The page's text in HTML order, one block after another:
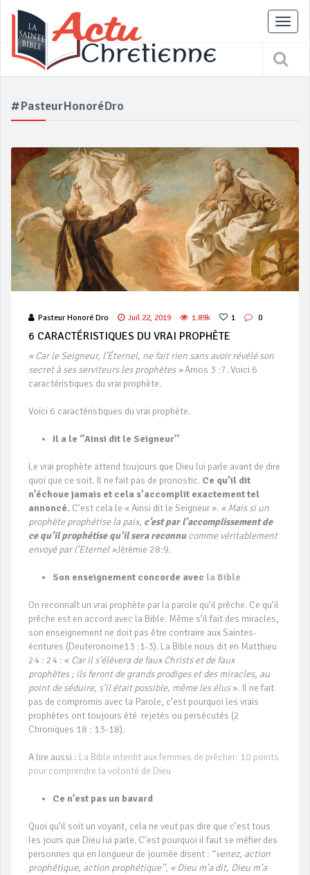
#PasteurHonoréDro
Pasteur Honoré Dro Juil 22, 2019 1.89k 1 0
6 CARACTÉRISTIQUES DU VRAI PROPHÈTE
« Car le Seigneur, l’Éternel, ne fait rien sans avoir révélé son
secret à ses serviteurs les prophètes »Amos 3 :7.Voici 6
caractéristiques du vrai prophète.
Voici 6 caractéristiques du vrai prophète.
Il a le ‘’Ainsi dit le Seigneur’’
Le vrai prophète attend toujours que Dieu lui parle avant de dire
quoi que ce soit. Il ne fait pas de pronostic. Ce qu’il dit
n’échoue jamais et cela s’accomplit exactement tel
annoncé. C’est cela le « Ainsi dit le Seigneur ». « Mais si un
prophète prophétise la paix, c’est par l’accomplissement de
ce qu’il prophétise qu’il sera reconnucomme véritablement
envoyé par l’Eternel »Jérémie 28:9.
Son enseignement concorde avec la Bible
On reconnaît un vrai prophète par la parole qu’il prêche. Ce qu’il
prêche est en accord avec la Bible. Même s’il fait des miracles,
son enseignement ne doit pas être contraire aux Saintes-
écritures (Deuteronome13 :1-3). La Bible nous dit en Matthieu
24 : 24 : « Car il s’élèvera de faux Christs et de faux
prophètes ; ils feront de grands prodiges et des miracles, au
point de séduire, s’il était possible, même les élus». Il ne fait
pas de compromis avec la Parole, c’est pourquoi les vrais
prophètes ont toujours été rejetés ou persécutés (2
Chroniques 18 : 13-18).
A lire aussi : La Bible interdit aux femmes de prêcher: 10 points
pour comprendre la volonté de Dieu
Ce n’est pas un bavard
Quoi qu’il soit un voyant, cela ne veut pas dire que c’est tous
les jours que Dieu lui parle. C’est pourquoi il faut se méfier des
personnes qui en longueur de journée disent : ‘‘venez, action
prophétique, action prophétique’’, « Dieu m’a dit, Dieu m’a